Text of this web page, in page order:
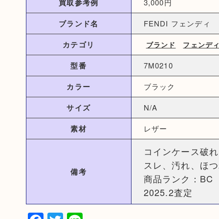
買取参考例 3,000円
ブランド名 FENDI フェンディ
カテゴリ ブランド フェンディ
型番 7M0210
カラー ブラック
サイズ N/A
素材 レザー
備考
コインケース破れ
スレ、汚れ、ほ
商品ランク：BC
2025.2査定